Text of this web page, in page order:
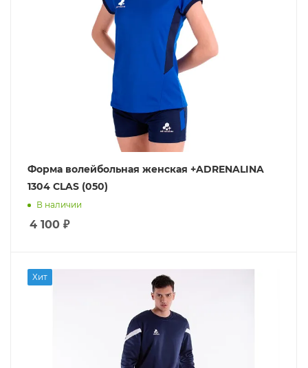
Форма волейбольная женская +ADRENALINA
1304 CLAS (050)
В наличии
4 100 ₽
Хит